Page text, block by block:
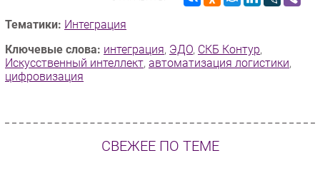
Тематики: Интеграция
Ключевые слова: интеграция, ЭДО, СКБ Контур,
Искусственный интеллект, автоматизация логистики,
цифровизация
СВЕЖЕЕ ПО ТЕМЕ